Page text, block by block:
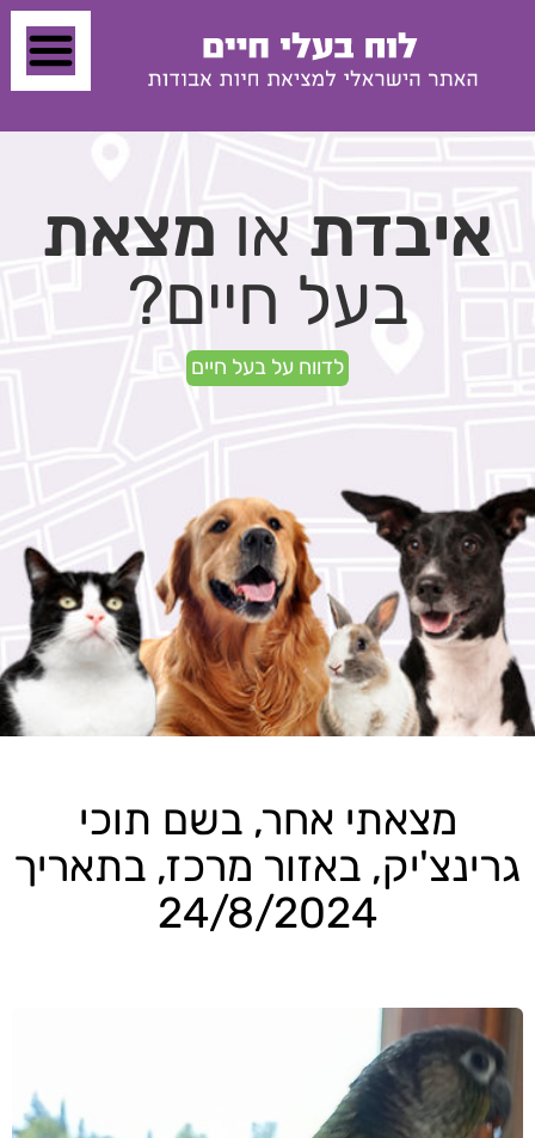
איבדת או מצאת
בעל חיים?
לדווח על בעל חיים
מצאתי אחר, בשם תוכי
גרינצ'יק, באזור מרכז, בתאריך
24/8/2024